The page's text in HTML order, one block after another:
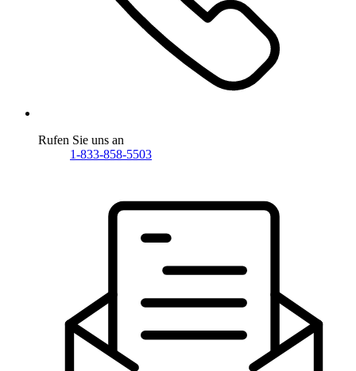
Rufen Sie uns an
1-833-858-5503